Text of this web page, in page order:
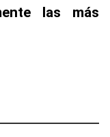
las más